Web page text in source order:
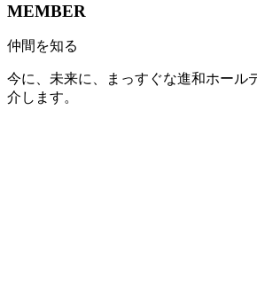
MEMBER
仲間を知る
今に、未来に、まっすぐな進和ホール
介します。